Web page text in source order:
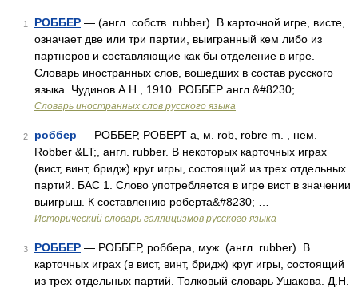
1 РОББЕР — (англ. собств. rubber). В карточной игре, висте,
означает две или три партии, выигранный кем либо из
партнеров и составляющие как бы отделение в игре.
Словарь иностранных слов, вошедших в состав русского
языка. Чудинов А.Н., 1910. РОББЕР англ.&#8230; …
Словарь иностранных слов русского языка
2 роббер — РОББЕР, РОБЕРТ а, м. rob, robre m. , нем.
Robber &LT;, англ. rubber. В некоторых карточных играх
(вист, винт, бридж) круг игры, состоящий из трех отдельных
партий. БАС 1. Слово употребляется в игре вист в значении
выигрыш. К составлению роберта&#8230; …
Исторический словарь галлицизмов русского языка
3 РОББЕР — РОББЕР, роббера, муж. (англ. rubber). В
карточных играх (в вист, винт, бридж) круг игры, состоящий
из трех отдельных партий. Толковый словарь Ушакова. Д.Н.